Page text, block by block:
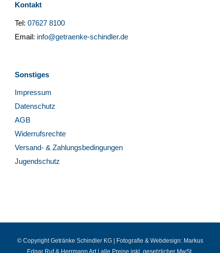
Kontakt
Tel: 07627 8100
Email: info@getraenke-schindler.de
Sonstiges
Impressum
Datenschutz
AGB
Widerrufsrechte
Versand- & Zahlungsbedingungen
Jugendschutz
© Copyright Getränke Schindler KG | Fotografie & Webdesign: Markus
Edgar Ruf& Herrmann Art| alle Preise inkl. gesetzlicher MwSt.